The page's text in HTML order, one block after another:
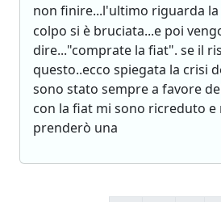
non finire...l'ultimo riguarda la
colpo si è bruciata...e poi
dire..."comprate la fiat". se il
questo..ecco spiegata la crisi
sono stato sempre a favore
con la fiat mi sono ricreduto e
prenderò una